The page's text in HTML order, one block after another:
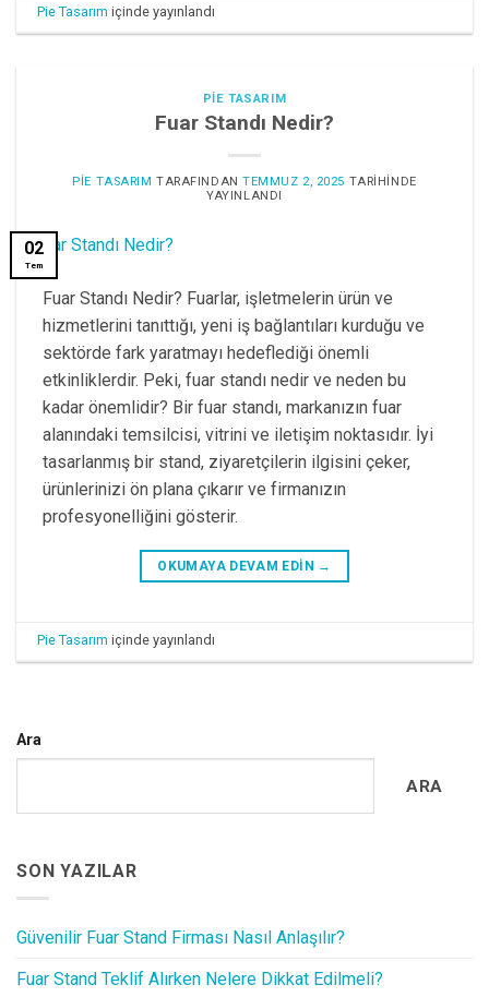
Pie Tasarım içinde yayınlandı
PIE TASARIM
Fuar Standı Nedir?
PIE TASARIM TARAFINDAN TEMMUZ 2, 2025 TARIHINDE
YAYINLANDI
02
Tem
Fuar Standı Nedir? Fuarlar, işletmelerin ürün ve
hizmetlerini tanıttığı, yeni iş bağlantıları kurduğu ve
sektörde fark yaratmayı hedeflediği önemli
etkinliklerdir. Peki, fuar standı nedir ve neden bu
kadar önemlidir? Bir fuar standı, markanızın fuar
alanındaki temsilcisi, vitrini ve iletişim noktasıdır. İyi
tasarlanmış bir stand, ziyaretçilerin ilgisini çeker,
ürünlerinizi ön plana çıkarır ve firmanızın
profesyonelliğini gösterir.
OKUMAYA DEVAM EDIN →
Pie Tasarım içinde yayınlandı
Ara
ARA
SON YAZILAR
Güvenilir Fuar Stand Firması Nasıl Anlaşılır?
Fuar Stand Teklif Alırken Nelere Dikkat Edilmeli?